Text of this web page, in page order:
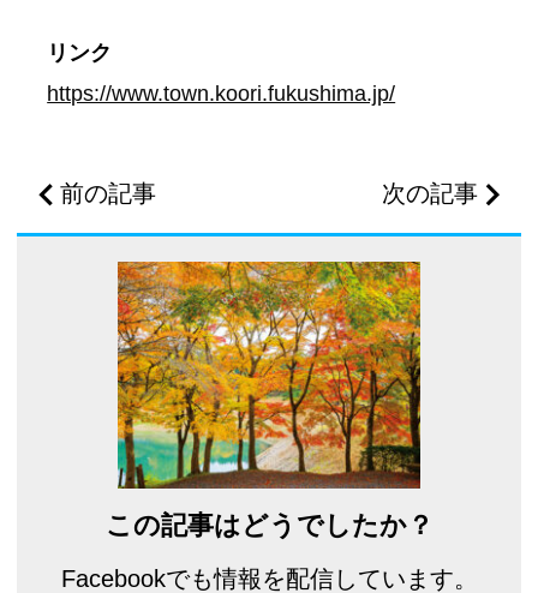
リンク
https://www.town.koori.fukushima.jp/
前の記事 次の記事
この記事はどうでしたか？
Facebookでも情報を配信しています。